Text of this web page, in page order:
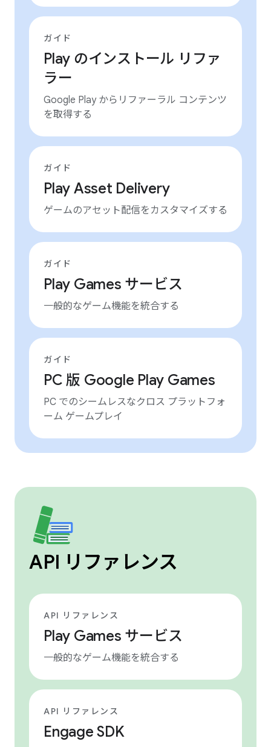
ガイド
Play のインストール リファ
ラー
Google Play からリファーラル コンテンツ
を取得する
ガイド
Play Asset Delivery
ゲームのアセット配信をカスタマイズする
ガイド
Play Games サービス
一般的なゲーム機能を統合する
ガイド
PC 版 Google Play Games
PC でのシームレスなクロス プラットフォ
ーム ゲームプレイ
API リファレンス
API リファレンス
Play Games サービス
一般的なゲーム機能を統合する
API リファレンス
Engage SDK